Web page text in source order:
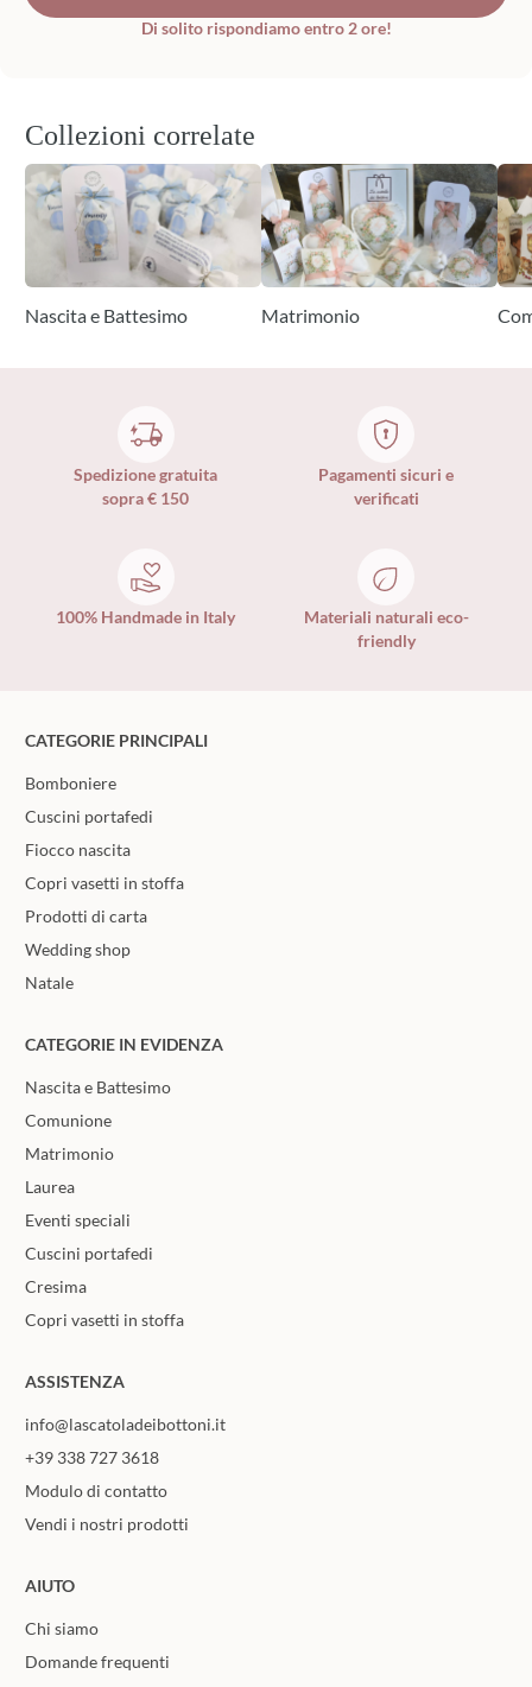
Di solito rispondiamo entro 2 ore!
Collezioni correlate
Nascita e Battesimo Matrimonio
Spedizione gratuita
sopra € 150
Pagamenti sicuri e
verificati
100% Handmade in Italy
Materiali naturali eco-
friendly
CATEGORIE PRINCIPALI
Bomboniere
Cuscini portafedi
Fiocco nascita
Copri vasetti in stoffa
Prodotti di carta
Wedding shop
Natale
CATEGORIE IN EVIDENZA
Nascita e Battesimo
Comunione
Matrimonio
Laurea
Eventi speciali
Cuscini portafedi
Cresima
Copri vasetti in stoffa
ASSISTENZA
info@lascatoladeibottoni.it
+39 338 727 3618
Modulo di contatto
Vendi i nostri prodotti
AIUTO
Chi siamo
Domande frequenti